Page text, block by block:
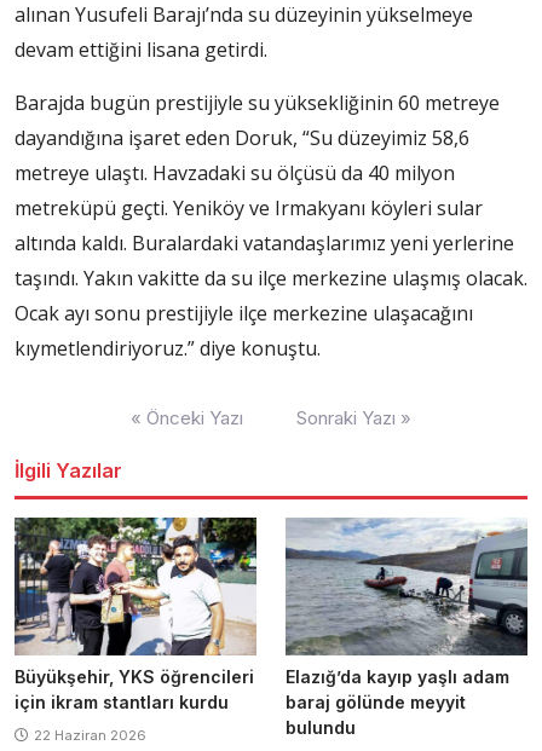
alınan Yusufeli Barajı’nda su düzeyinin yükselmeye
devam ettiğini lisana getirdi.
Barajda bugün prestijiyle su yüksekliğinin 60 metreye
dayandığına işaret eden Doruk, “Su düzeyimiz 58,6
metreye ulaştı. Havzadaki su ölçüsü da 40 milyon
metreküpü geçti. Yeniköy ve Irmakyanı köyleri sular
altında kaldı. Buralardaki vatandaşlarımız yeni yerlerine
taşındı. Yakın vakitte da su ilçe merkezine ulaşmış olacak.
Ocak ayı sonu prestijiyle ilçe merkezine ulaşacağını
kıymetlendiriyoruz.” diye konuştu.
« Önceki Yazı Sonraki Yazı »
İlgili Yazılar
Büyükşehir, YKS öğrencileri
için ikram stantları kurdu
22 Haziran 2026
Elazığ’da kayıp yaşlı adam
baraj gölünde meyyit
bulundu